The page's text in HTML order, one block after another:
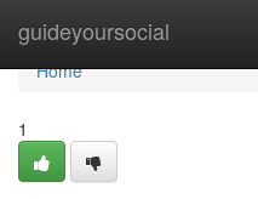
guideyoursocial
Home
Home
1